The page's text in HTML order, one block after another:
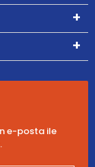
e-posta ile